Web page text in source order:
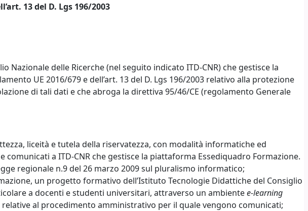
13 del D. Lgs 196/2003
delle Ricerche (nel seguito indicato ITD-CNR) che gestisce la
UE 2016/679 e dell’art. 13 del D. Lgs 196/2003 relativo alla protezione
di tali dati e che abroga la direttiva 95/46/CE (regolamento Generale
liceità e tutela della riservatezza, con modalità informatiche ed
a ITD-CNR che gestisce la piattaforma Essediquadro Formazione.
regionale n.9 del 26 marzo 2009 sul pluralismo informatico;
un progetto formativo dell’Istituto Tecnologie Didattiche del Consiglio
a docenti e studenti universitari, attraverso un ambientee-learning
al procedimento amministrativo per il quale vengono comunicati;